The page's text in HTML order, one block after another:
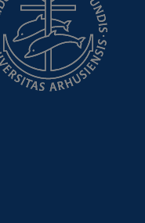
app.geckobooking.dk